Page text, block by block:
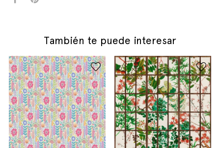
También te puede interesar